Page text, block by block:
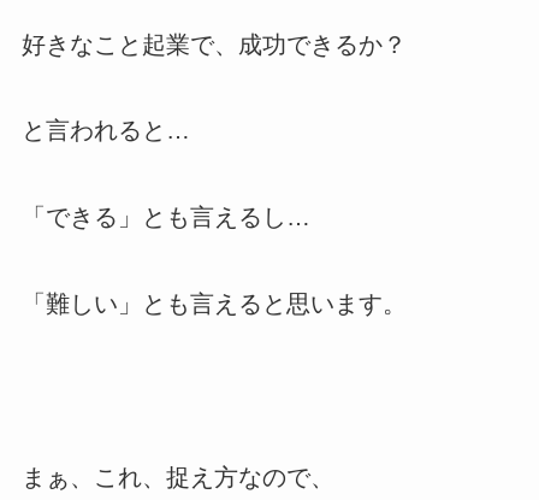
好きなこと起業で、成功できるか？
と言われると…
「できる」とも言えるし…
「難しい」とも言えると思います。
まぁ、これ、捉え方なので、